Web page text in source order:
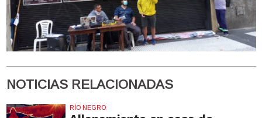
NOTICIAS RELACIONADAS
RÍO NEGRO